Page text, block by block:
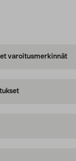
varoitusmerkinnät